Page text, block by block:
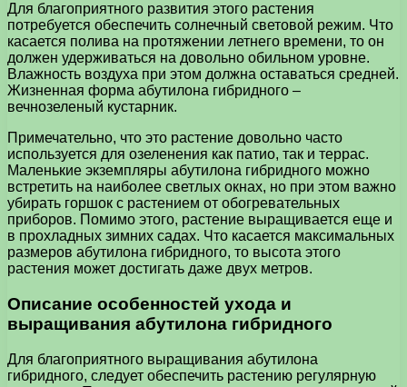
Для благоприятного развития этого растения
потребуется обеспечить солнечный световой режим. Что
касается полива на протяжении летнего времени, то он
должен удерживаться на довольно обильном уровне.
Влажность воздуха при этом должна оставаться средней.
Жизненная форма абутилона гибридного –
вечнозеленый кустарник.
Примечательно, что это растение довольно часто
используется для озеленения как патио, так и террас.
Маленькие экземпляры абутилона гибридного можно
встретить на наиболее светлых окнах, но при этом важно
убирать горшок с растением от обогревательных
приборов. Помимо этого, растение выращивается еще и
в прохладных зимних садах. Что касается максимальных
размеров абутилона гибридного, то высота этого
растения может достигать даже двух метров.
Описание особенностей ухода и
выращивания абутилона гибридного
Для благоприятного выращивания абутилона
гибридного, следует обеспечить растению регулярную